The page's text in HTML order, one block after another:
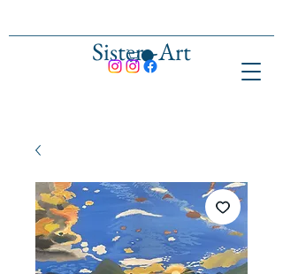
Sisters-Art